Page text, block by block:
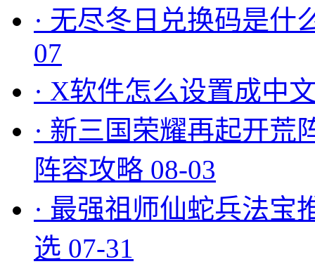
· 无尽冬日兑换码是什
07
· X软件怎么设置成中
· 新三国荣耀再起开荒
阵容攻略 08-03
· 最强祖师仙蛇兵法宝
选 07-31